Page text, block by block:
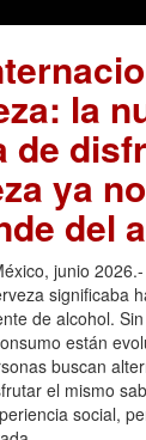
la
de
ya no
del
junio
significaba
de alcohol.
están
buscan
el mismo
social,